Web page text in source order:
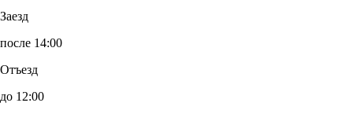
Заезд
после 14:00
Отъезд
до 12:00